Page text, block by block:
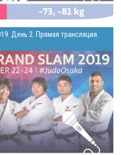
День 2. Прямая трансляция.